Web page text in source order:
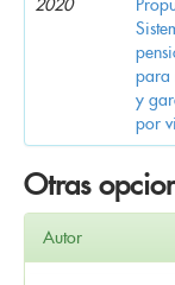
para
y
por
Otras
Autor